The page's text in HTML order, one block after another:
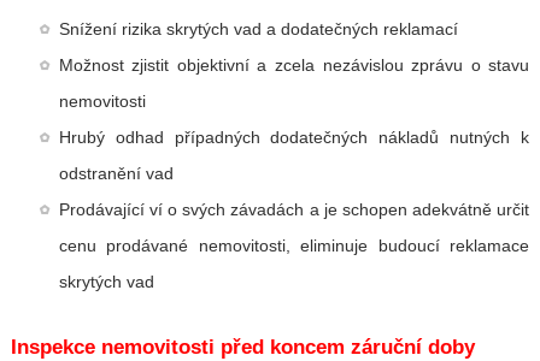
Snížení rizika skrytých vad a dodatečných reklamací
Možnost zjistit objektivní a zcela nezávislou zprávu o stavu
nemovitosti
Hrubý odhad případných dodatečných nákladů nutných k
odstranění vad
Prodávající ví o svých závadách a je schopen adekvátně určit
cenu prodávané nemovitosti, eliminuje budoucí reklamace
skrytých vad
Inspekce nemovitosti před koncem záruční doby